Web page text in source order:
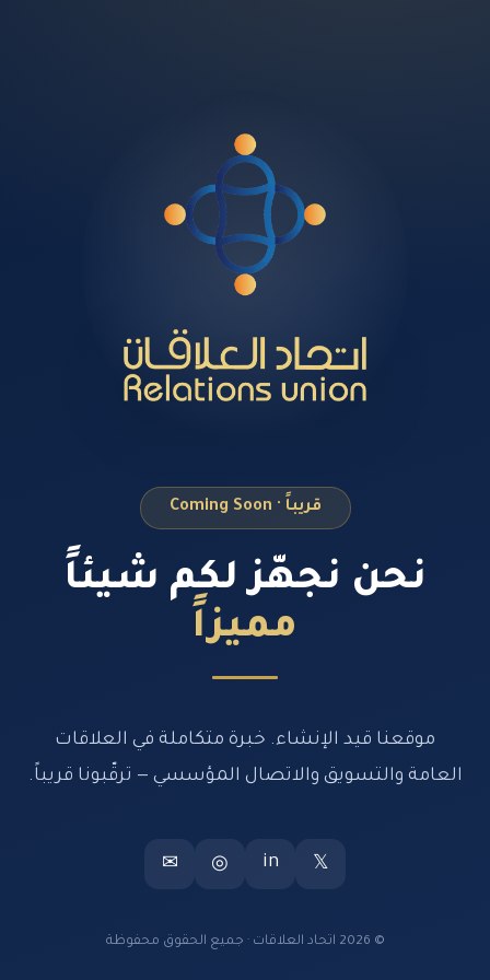
قريباً · Coming Soon
نحن نجهّز لكم شيئاً
مميزاً
موقعنا قيد الإنشاء. خبرة متكاملة في العلاقات
العامة والتسويق والاتصال المؤسسي — ترقّبونا قريباً.
𝕏
in
◎
✉
© 2026 اتحاد العلاقات · جميع الحقوق محفوظة